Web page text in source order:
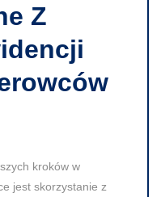
Z
kroków w
jest skorzystanie z